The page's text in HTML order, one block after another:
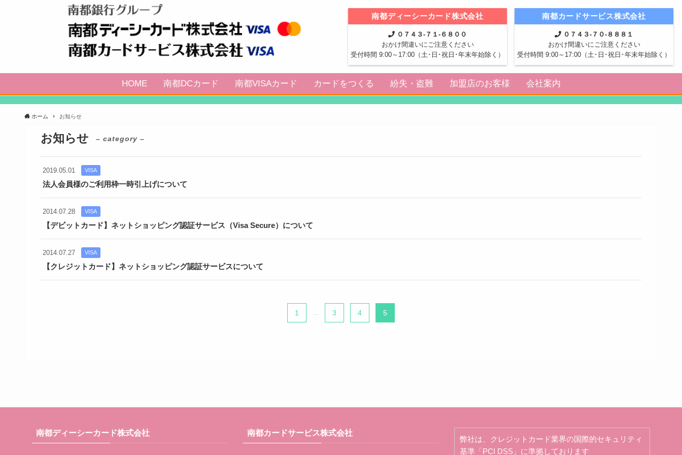
HOME 南都DCカード 南都VISAカード カードをつくる 紛失・盗難 加盟店のお客様 会社案内
南都ディーシーカード株式会社
０７４３-７１-６８００
おかけ間違いにご注意ください
受付時間 9:00～17:00（土･日･祝日･年末年始除く）
南都カードサービス株式会社
０７４３-７０-８８８１
おかけ間違いにご注意ください
受付時間 9:00～17:00（土･日･祝日･年末年始除く）
ホーム お知らせ
お知らせ – category –
2019.05.01 VISA
法人会員様のご利用枠一時引上げについて
2014.07.28 VISA
【デビットカード】ネットショッピング認証サービス（Visa Secure）について
2014.07.27 VISA
【クレジットカード】ネットショッピング認証サービスについて
1 3 4 5
南都ディーシーカード株式会社 南都カードサービス株式会社
弊社は、クレジットカード業界の国際的セキュリティ
基準「PCI DSS」に準拠しております